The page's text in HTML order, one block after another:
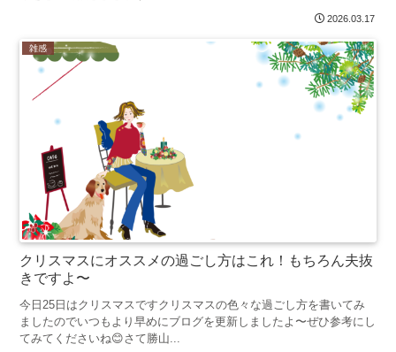
2026.03.17
雑感
クリスマスにオススメの過ごし方はこれ！もちろん夫抜
きですよ〜
今日25日はクリスマスですクリスマスの色々な過ごし方を書いてみ
ましたのでいつもより早めにブログを更新しましたよ〜ぜひ参考にし
てみてくださいね😊さて勝山...